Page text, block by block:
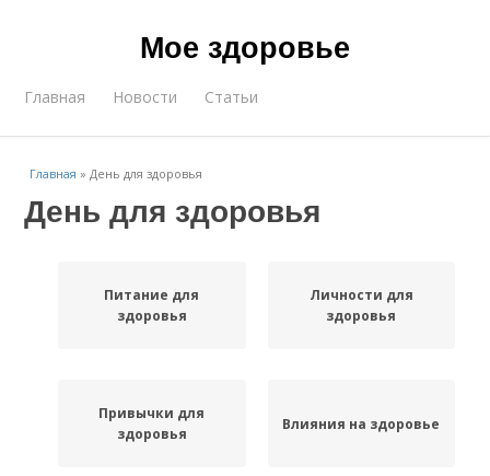
Мое здоровье
Главная Новости Статьи
Главная »День для здоровья
День для здоровья
Питание для
здоровья
Личности для
здоровья
Привычки для
здоровья
Влияния на здоровье